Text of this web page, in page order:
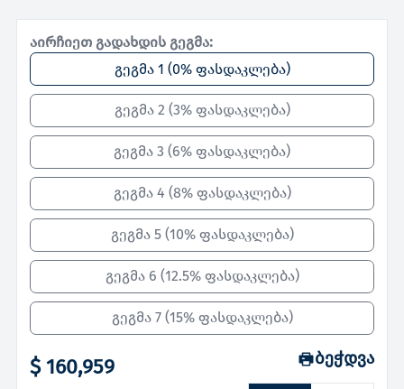
აირჩიეთ გადახდის გეგმა:
გეგმა 1 (0% ფასდაკლება)
გეგმა 2 (3% ფასდაკლება)
გეგმა 3 (6% ფასდაკლება)
გეგმა 4 (8% ფასდაკლება)
გეგმა 5 (10% ფასდაკლება)
გეგმა 6 (12.5% ფასდაკლება)
გეგმა 7 (15% ფასდაკლება)
$ 160,959 ბეჭდვა